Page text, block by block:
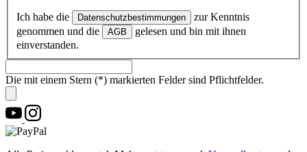
Ich habe die Datenschutzbestimmungen
zur Kenntnis
genommen und die
AGB
gelesen und bin mit ihnen
einverstanden.
Die mit einem Stern (*) markierten Felder sind Pflichtfelder.